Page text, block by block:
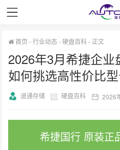
首页 -行业动态-硬盘百科- 正文
2026年3月希捷企业
如何挑选高性价比型
道通存储 硬盘百科 2026
希捷国行 原装正